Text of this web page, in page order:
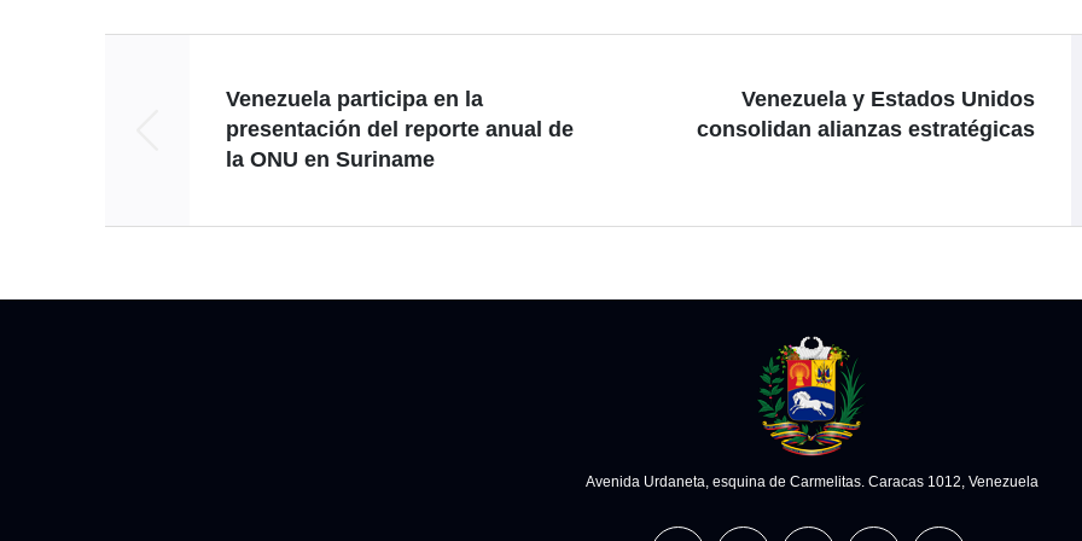
Venezuela participa en la
presentación del reporte anual de
la ONU en Suriname
Venezuela y Estados Unidos
consolidan alianzas estratégicas
Avenida Urdaneta, esquina de Carmelitas. Caracas 1012, Venezuela